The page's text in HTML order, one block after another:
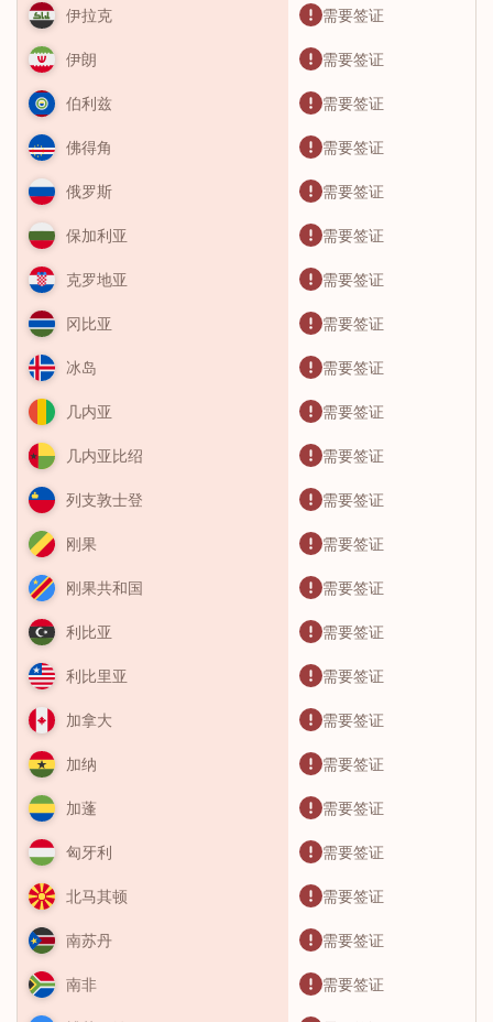
伊拉克 需要签证
伊朗 需要签证
伯利兹 需要签证
佛得角 需要签证
俄罗斯 需要签证
保加利亚 需要签证
克罗地亚 需要签证
冈比亚 需要签证
冰岛 需要签证
几内亚 需要签证
几内亚比绍 需要签证
列支敦士登 需要签证
刚果 需要签证
刚果共和国 需要签证
利比亚 需要签证
利比里亚 需要签证
加拿大 需要签证
加纳 需要签证
加蓬 需要签证
匈牙利 需要签证
北马其顿 需要签证
南苏丹 需要签证
南非 需要签证